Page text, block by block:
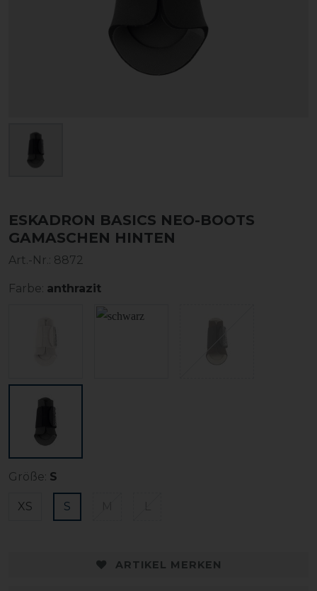
ESKADRON BASICS NEO-BOOTS
GAMASCHEN HINTEN
Art.-Nr.: 8872
Farbe: anthrazit
Größe: S
XS S
ARTIKEL MERKEN